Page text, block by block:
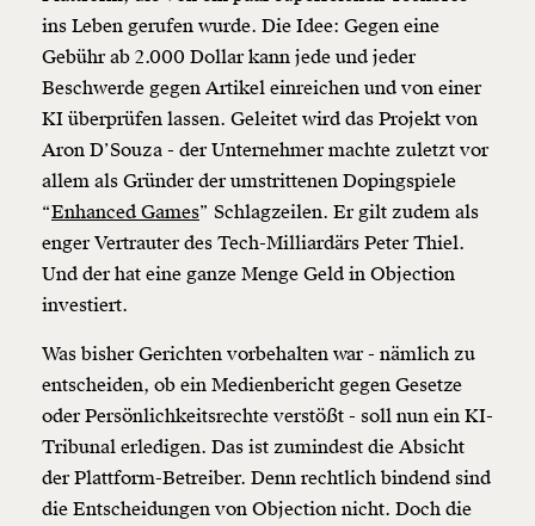
ins Leben gerufen wurde. Die Idee: Gegen eine
Gebühr ab 2.000 Dollar kann jede und jeder
Beschwerde gegen Artikel einreichen und von einer
KI überprüfen lassen. Geleitet wird das Projekt von
Aron D’Souza - der Unternehmer machte zuletzt vor
allem als Gründer der umstrittenen Dopingspiele
“Enhanced Games” Schlagzeilen. Er gilt zudem als
enger Vertrauter des Tech-Milliardärs Peter Thiel.
Und der hat eine ganze Menge Geld in Objection
investiert.
Was bisher Gerichten vorbehalten war - nämlich zu
entscheiden, ob ein Medienbericht gegen Gesetze
oder Persönlichkeitsrechte verstößt - soll nun ein KI-
Tribunal erledigen. Das ist zumindest die Absicht
der Plattform-Betreiber. Denn rechtlich bindend sind
die Entscheidungen von Objection nicht. Doch die